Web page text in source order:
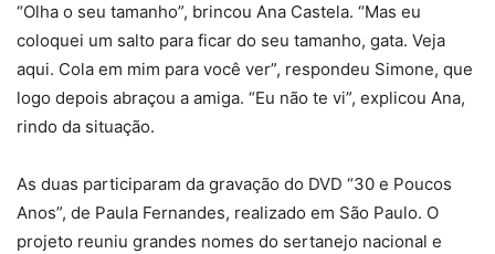
“Olha o seu tamanho”, brincou Ana Castela. “Mas eu
coloquei um salto para ficar do seu tamanho, gata. Veja
aqui. Cola em mim para você ver”, respondeu Simone, que
logo depois abraçou a amiga. “Eu não te vi”, explicou Ana,
rindo da situação.
As duas participaram da gravação do DVD “30 e Poucos
Anos”, de Paula Fernandes, realizado em São Paulo. O
projeto reuniu grandes nomes do sertanejo nacional e